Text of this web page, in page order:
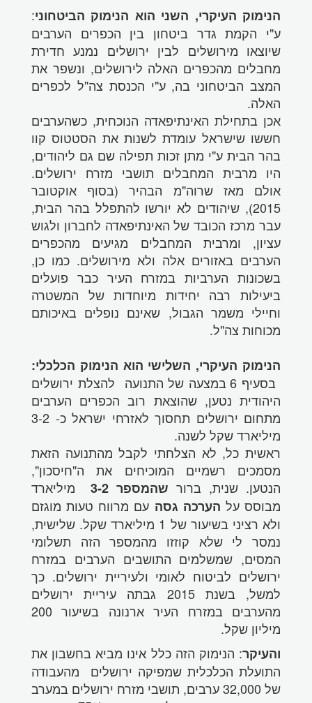
הנימוק העיקרי, השני הוא הנימוק הביטחוני:
ע"י הקמת גדר ביטחון בין הכפרים הערבים
שיוצאו מירושלים לבין ירושלים נמנע חדירת
מחבלים מהכפרים האלה לירושלים, ונשפר את
המצב הביטחוני בה, ע"י הכנסת צה"ל לכפרים
האלה.
אכן בתחילת האינתיפאדה הנוכחית, כשהערבים
חששו שישראל עומדת לשנות את הסטטוס קוו
בהר הבית ע"י מתן זכות תפילה שם גם ליהודים,
היו מרבית המחבלים תושבי מזרח ירושלים.
אולם מאז שרוה"מ הבהיר (בסוף אוקטובר
2015), שיהודים לא יורשו להתפלל בהר הבית,
עבר מרכז הכובד של האינתיפאדה לחברון ולגוש
עציון, ומרבית המחבלים מגיעים מהכפרים
הערבים באזורים אלה ולא מירושלים. כמו כן,
בשכונות הערביות במזרח העיר כבר פועלים
ביעילות רבה יחידות מיוחדות של המשטרה
וחיילי משמר הגבול, שאינם נופלים באיכותם
מכוחות צה"ל.
הנימוק העיקרי, השלישי הוא הנימוק הכלכלי:
בסעיף 6 במצעה של התנועה להצלת ירושלים
היהודית נטען, שהוצאת רוב הכפרים הערבים
מתחום ירושלים תחסוך לאזרחי ישראל כ- 3-2
מיליארד שקל לשנה.
ראשית כל, לא הצלחתי לקבל מהתנועה הזאת
מסמכים רשמיים המוכיחים את ה"חיסכון",
הנטען. שנית, ברור שהמספר 3-2
מיליארד
מבוסס על הערכה גסה עם מרווח טעות מוגזם
ולא רציני בשיעור של 1 מיליארד שקל. שלישית,
נמסר לי שלא קוזזו מהמספר הזה תשלומי
המסים, שמשלמים התושבים הערבים במזרח
ירושלים לביטוח לאומי ולעיריית ירושלים. כך
למשל, בשנת 2015 גבתה עיריית ירושלים
מהערבים במזרח העיר ארנונה בשיעור 200
מיליון שקל.
והעיקר: הנימוק הזה כלל אינו מביא בחשבון את
התועלת הכלכלית שמפיקה ירושלים מהעבודה
של 32,000 ערבים, תושבי מזרח ירושלים במערב